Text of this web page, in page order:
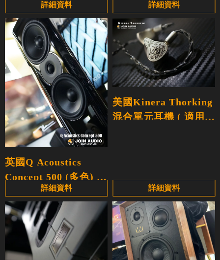
詳細資料 詳細資料
英國Q Acoustics
Concept 500 (多色) 落
地式喇叭詳細資料
美國Kinera Thorking
混合單元耳機 ( 適用
詳細資料